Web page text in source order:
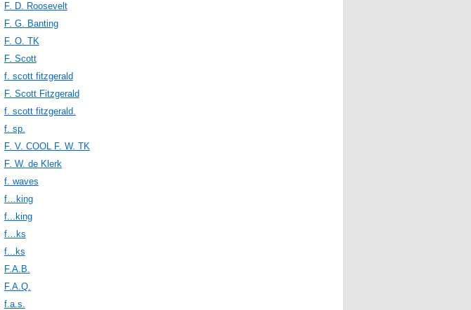
F. D. Roosevelt
F. G. Banting
F. O. TK
F. Scott
f. scott fitzgerald
F. Scott Fitzgerald
f. scott fitzgerald.
f. sp.
F. V. COOL F. W. TK
F. W. de Klerk
f. waves
f…king
f...king
f…ks
f...ks
F.A.B.
F.A.Q.
f.a.s.